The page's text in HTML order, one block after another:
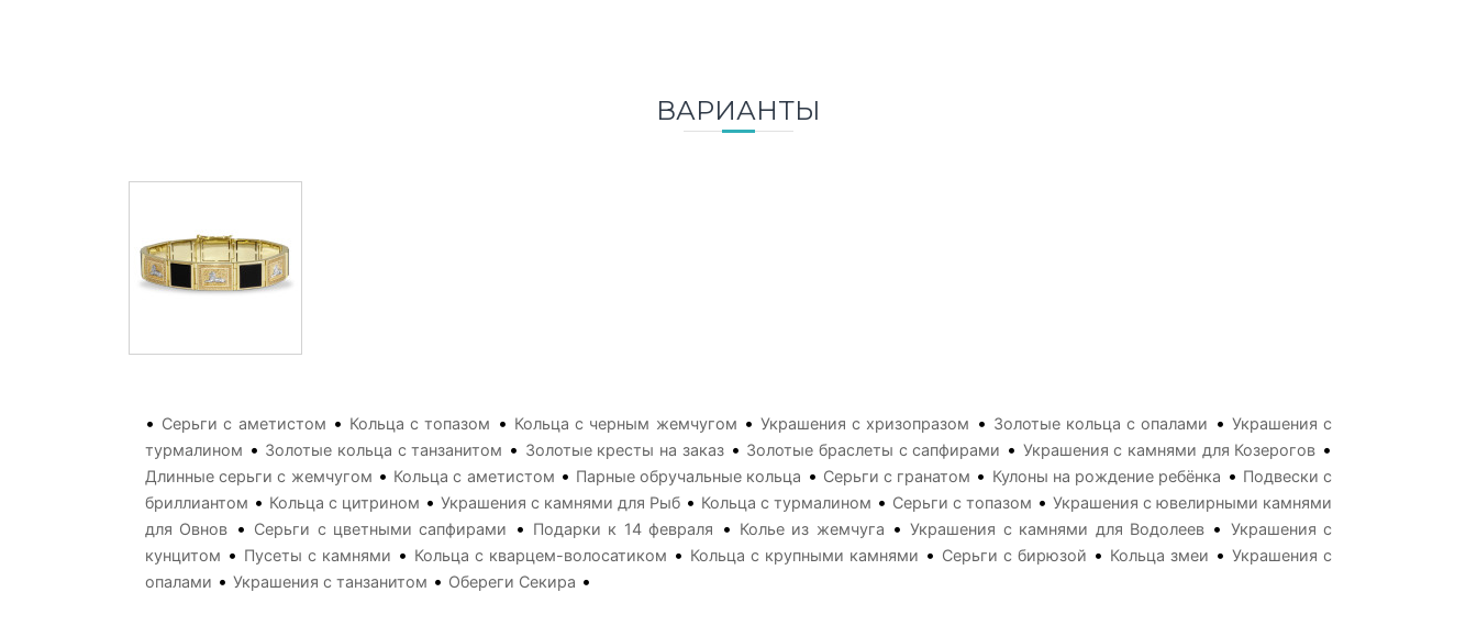
ВАРИАНТЫ
• Серьги с аметистом • Кольца с топазом • Кольца с черным жемчугом • Украшения с хризопразом • Золотые кольца с опалами • Украшения с
турмалином • Золотые кольца с танзанитом • Золотые кресты на заказ• Золотые браслеты с сапфирами • Украшения с камнями для Козерогов •
Длинные серьги с жемчугом • Кольца с аметистом • Парные обручальные кольца • Серьги с гранатом • Кулоны на рождение ребёнка • Подвески с
бриллиантом • Кольца с цитрином • Украшения с камнями для Рыб • Кольца с турмалином • Серьги с топазом • Украшения с ювелирными камнями
для Овнов • Серьги с цветными сапфирами • Подарки к 14 февраля • Колье из жемчуга •Украшения с камнями для Водолеев• Украшения с
кунцитом • Пусеты с камнями • Кольца с кварцем-волосатиком • Кольца с крупными камнями • Серьги с бирюзой • Кольца змеи • Украшения с
опалами • Украшения с танзанитом • Обереги Секира •